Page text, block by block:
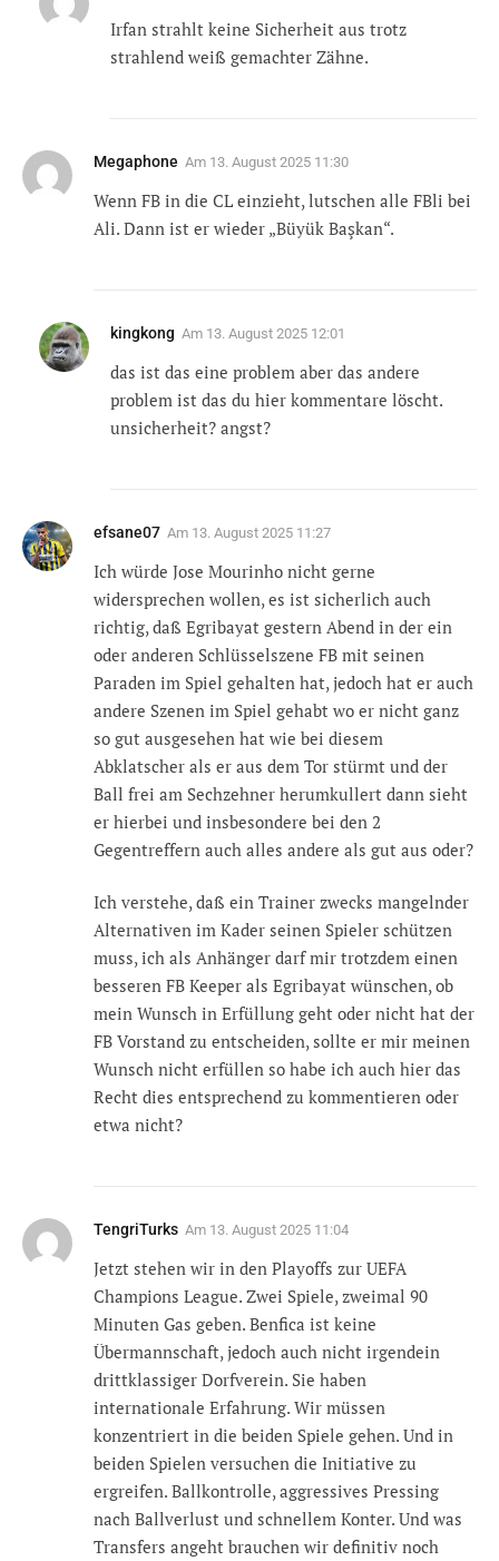
Irfan strahlt keine Sicherheit aus trotz
strahlend weiß gemachter Zähne.
Megaphone Am 13. August 2025 11:30
Wenn FB in die CL einzieht, lutschen alle FBli bei
Ali. Dann ist er wieder „Büyük Başkan“.
kingkong Am 13. August 2025 12:01
das ist das eine problem aber das andere
problem ist das du hier kommentare löscht.
unsicherheit? angst?
efsane07 Am 13. August 2025 11:27
Ich würde Jose Mourinho nicht gerne
widersprechen wollen, es ist sicherlich auch
richtig, daß Egribayat gestern Abend in der ein
oder anderen Schlüsselszene FB mit seinen
Paraden im Spiel gehalten hat, jedoch hat er auch
andere Szenen im Spiel gehabt wo er nicht ganz
so gut ausgesehen hat wie bei diesem
Abklatscher als er aus dem Tor stürmt und der
Ball frei am Sechzehner herumkullert dann sieht
er hierbei und insbesondere bei den 2
Gegentreffern auch alles andere als gut aus oder?
Ich verstehe, daß ein Trainer zwecks mangelnder
Alternativen im Kader seinen Spieler schützen
muss, ich als Anhänger darf mir trotzdem einen
besseren FB Keeper als Egribayat wünschen, ob
mein Wunsch in Erfüllung geht oder nicht hat der
FB Vorstand zu entscheiden, sollte er mir meinen
Wunsch nicht erfüllen so habe ich auch hier das
Recht dies entsprechend zu kommentieren oder
etwa nicht?
TengriTurks Am 13. August 2025 11:04
Jetzt stehen wir in den Playoffs zur UEFA
Champions League. Zwei Spiele, zweimal 90
Minuten Gas geben. Benfica ist keine
Übermannschaft, jedoch auch nicht irgendein
drittklassiger Dorfverein. Sie haben
internationale Erfahrung. Wir müssen
konzentriert in die beiden Spiele gehen. Und in
beiden Spielen versuchen die Initiative zu
ergreifen. Ballkontrolle, aggressives Pressing
nach Ballverlust und schnellem Konter. Und was
Transfers angeht brauchen wir definitiv noch